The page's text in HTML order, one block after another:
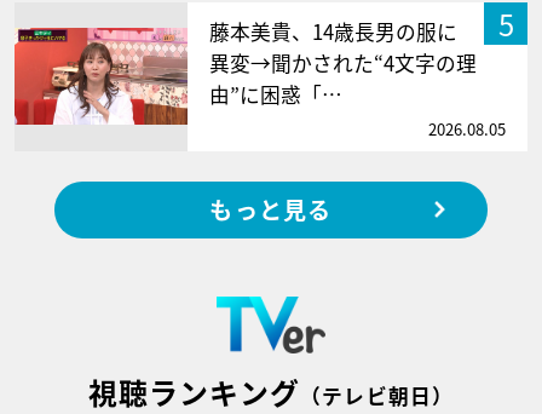
5
藤本美貴、14歳長男の服に
異変→聞かされた“4文字の理
由”に困惑「…
2026.08.05
もっと見る
視聴ランキング （テレビ朝日）